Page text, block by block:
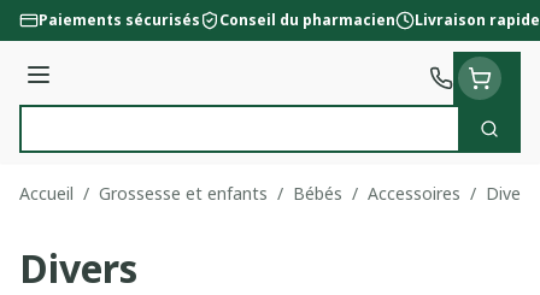
Aller au contenu
Paiements sécurisés Conseil du pharmacien Livraison rapide
Menu
Accueil / Grossesse et enfants / Bébés / Accessoires / Divers
Divers